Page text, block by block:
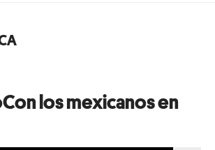
los mexicanos en